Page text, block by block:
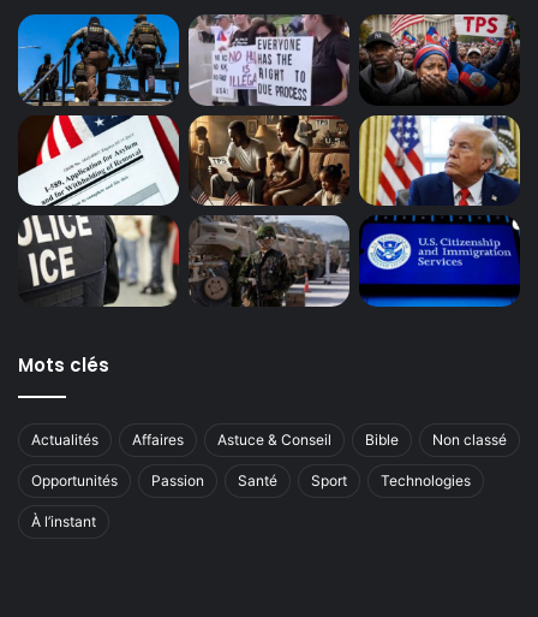
Mots clés
Actualités Affaires Astuce & Conseil Bible Non classé
Opportunités Passion Santé Sport Technologies
À l’instant